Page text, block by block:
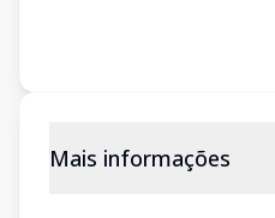
Mais informações